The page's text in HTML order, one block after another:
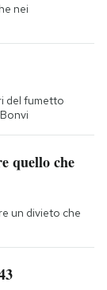
nei
del fumetto
quello che
un divieto che